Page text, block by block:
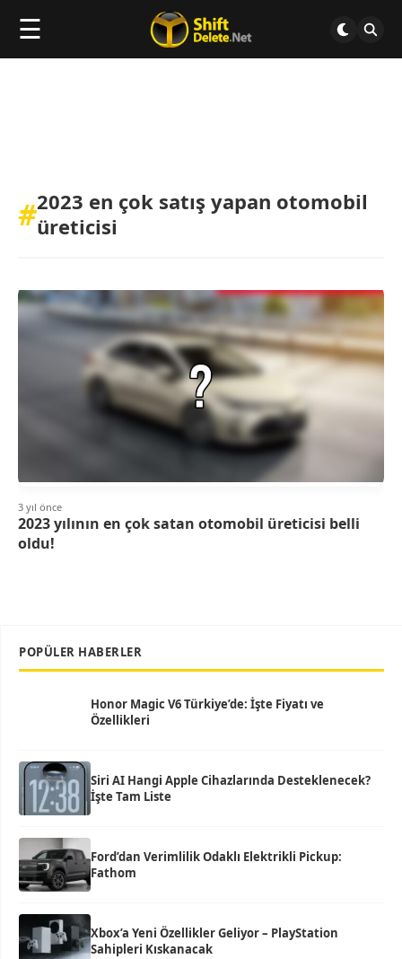
☰
#2023 en çok satış yapan otomobil
üreticisi
3 yıl önce
2023 yılının en çok satan otomobil üreticisi belli
oldu!
POPÜLER HABERLER
Honor Magic V6 Türkiye’de: İşte Fiyatı ve
Özellikleri
Siri AI Hangi Apple Cihazlarında Desteklenecek?
İşte Tam Liste
Ford’dan Verimlilik Odaklı Elektrikli Pickup:
Fathom
Xbox’a Yeni Özellikler Geliyor – PlayStation
Sahipleri Kıskanacak